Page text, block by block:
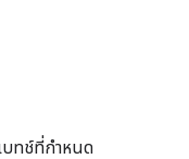
ทช์ที่กำหนด